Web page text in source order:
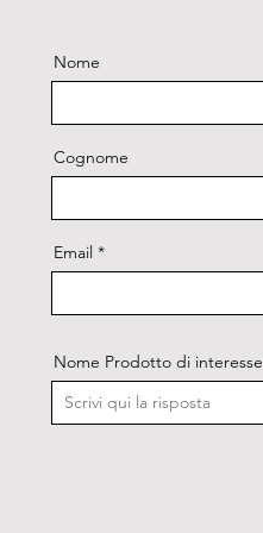
Nome
Cognome
Email
Nome Prodotto di interesse